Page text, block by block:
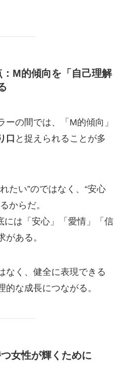
M的傾向を「自己理解
の間では、「M的傾向」
口 と捉えられることが多
たい”のではなく、“安心
からだ。
には「安心」「愛情」「信
がある。
なく、健全に表現できる
的な成長につながる。
女性が輝くために